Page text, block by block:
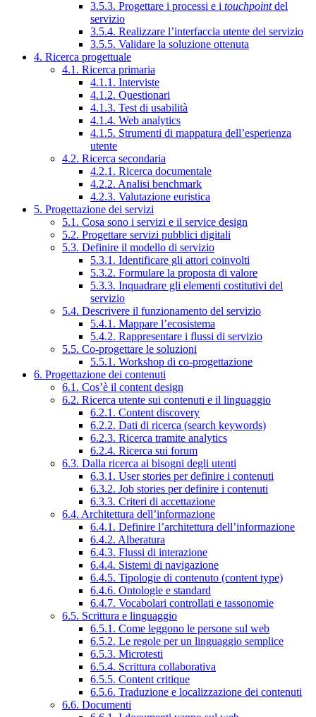
3.5.3. Progettare i processi e i touchpointdel
servizio
3.5.4. Realizzare l’interfaccia utente del servizio
3.5.5. Validare la soluzione ottenuta
4. Ricerca progettuale
4.1. Ricerca primaria
4.1.1. Interviste
4.1.2. Questionari
4.1.3. Test di usabilità
4.1.4. Web analytics
4.1.5. Strumenti di mappatura dell’esperienza
utente
4.2. Ricerca secondaria
4.2.1. Ricerca documentale
4.2.2. Analisi benchmark
4.2.3. Valutazione euristica
5. Progettazione dei servizi
5.1. Cosa sono i servizi e il service design
5.2. Progettare servizi pubblici digitali
5.3. Definire il modello di servizio
5.3.1. Identificare gli attori coinvolti
5.3.2. Formulare la proposta di valore
5.3.3. Inquadrare gli elementi costitutivi del
servizio
5.4. Descrivere il funzionamento del servizio
5.4.1. Mappare l’ecosistema
5.4.2. Rappresentare i flussi di servizio
5.5. Co-progettare le soluzioni
5.5.1. Workshop di co-progettazione
6. Progettazione dei contenuti
6.1. Cos’è il content design
6.2. Ricerca utente sui contenuti e il linguaggio
6.2.1. Content discovery
6.2.2. Dati di ricerca (search keywords)
6.2.3. Ricerca tramite analytics
6.2.4. Ricerca sui forum
6.3. Dalla ricerca ai bisogni degli utenti
6.3.1. User stories per definire i contenuti
6.3.2. Job stories per definire i contenuti
6.3.3. Criteri di accettazione
6.4. Architettura dell’informazione
6.4.1. Definire l’architettura dell’informazione
6.4.2. Alberatura
6.4.3. Flussi di interazione
6.4.4. Sistemi di navigazione
6.4.5. Tipologie di contenuto (content type)
6.4.6. Ontologie e standard
6.4.7. Vocabolari controllati e tassonomie
6.5. Scrittura e linguaggio
6.5.1. Come leggono le persone sul web
6.5.2. Le regole per un linguaggio semplice
6.5.3. Microtesti
6.5.4. Scrittura collaborativa
6.5.5. Content critique
6.5.6. Traduzione e localizzazione dei contenuti
6.6. Documenti